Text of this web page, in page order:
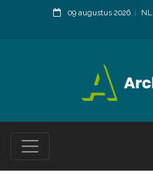
09 augustus 2026 NL